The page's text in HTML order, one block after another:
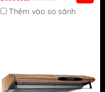
Thêm vào so sánh